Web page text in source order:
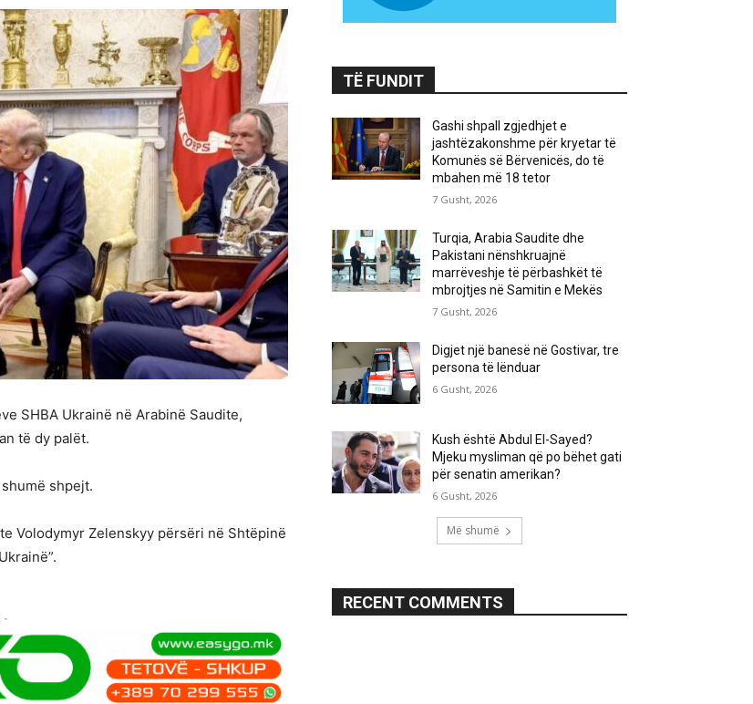
SHBA Ukrainë në Arabinë Saudite,
të dy palët.
shpejt.
Volodymyr Zelenskyy përsëri në Shtëpinë
-
TË FUNDIT
Gashi shpall zgjedhjet e
jashtëzakonshme për kryetar të
Komunës së Bërvenicës, do të
mbahen më 18 tetor
7 Gusht, 2026
Turqia, Arabia Saudite dhe
Pakistani nënshkruajnë
marrëveshje të përbashkët të
mbrojtjes në Samitin e Mekës
7 Gusht, 2026
Digjet një banesë në Gostivar, tre
persona të lënduar
6 Gusht, 2026
Kush është Abdul El-Sayed?
Mjeku mysliman që po bëhet gati
për senatin amerikan?
6 Gusht, 2026
Më shumë
RECENT COMMENTS